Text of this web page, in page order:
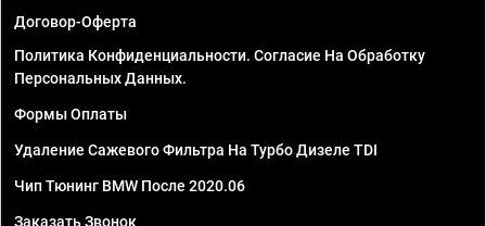
Договор-Оферта
Политика Конфиденциальности. Согласие На Обработку
Персональных Данных.
Формы Оплаты
Удаление Сажевого Фильтра На Турбо Дизеле TDI
Чип Тюнинг BMW После 2020.06
Заказать Звонок